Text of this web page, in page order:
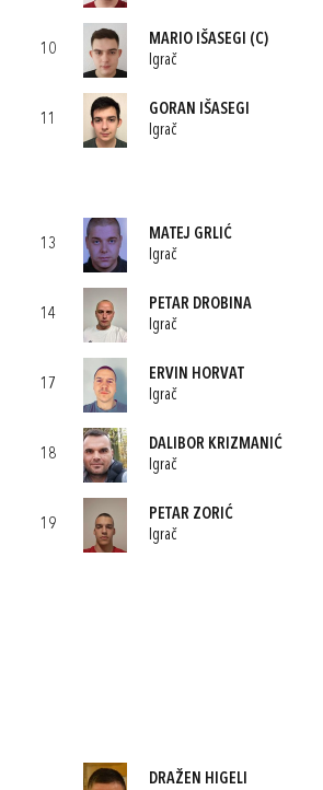
10
MARIO IŠASEGI (C)
Igrač
11
GORAN IŠASEGI
Igrač
13
MATEJ GRLIĆ
Igrač
14
PETAR DROBINA
Igrač
17
ERVIN HORVAT
Igrač
18
DALIBOR KRIZMANIĆ
Igrač
19
PETAR ZORIĆ
Igrač
DRAŽEN HIGELI